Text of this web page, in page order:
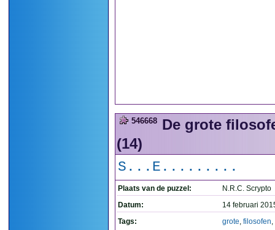
546668 De grote
(14)
S...E.........
Plaats van de puzzel:
N.R.C. Scrypto
Datum:
14 februari
Tags:
grote, filosofen,